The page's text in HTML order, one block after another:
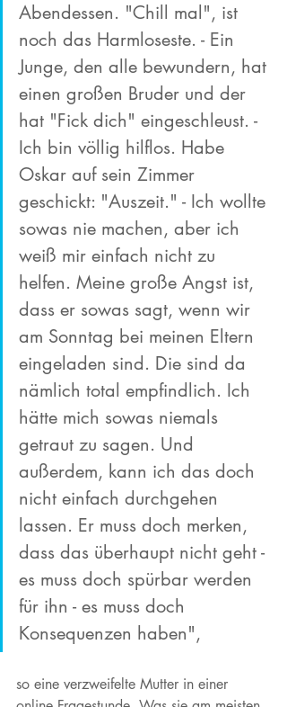
Abendessen. "Chill mal", ist
noch das Harmloseste. - Ein
Junge, den alle bewundern, hat
einen großen Bruder und der
hat "Fick dich" eingeschleust. -
Ich bin völlig hilflos. Habe
Oskar auf sein Zimmer
geschickt: "Auszeit." - Ich wollte
sowas nie machen, aber ich
weiß mir einfach nicht zu
helfen. Meine große Angst ist,
dass er sowas sagt, wenn wir
am Sonntag bei meinen Eltern
eingeladen sind. Die sind da
nämlich total empfindlich. Ich
hätte mich sowas niemals
getraut zu sagen. Und
außerdem, kann ich das doch
nicht einfach durchgehen
lassen. Er muss doch merken,
dass das überhaupt nicht geht -
es muss doch spürbar werden
für ihn - es muss doch
Konsequenzen haben",
so eine verzweifelte Mutter in einer